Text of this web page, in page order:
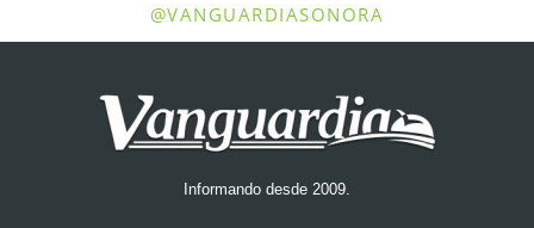
@VANGUARDIASONORA
Informando desde 2009.